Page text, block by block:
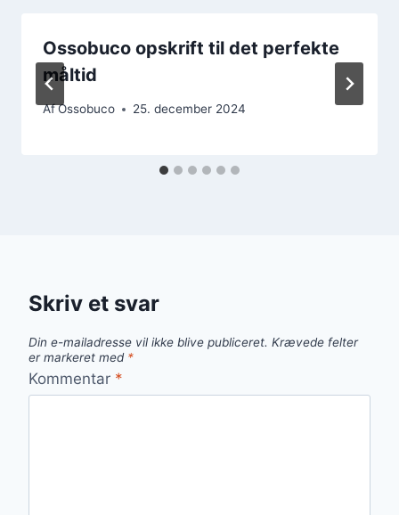
Ossobuco opskrift til det perfekte
måltid
AfOssobuco 25. december 2024
Skriv et svar
Din e-mailadresse vil ikke blive publiceret. Krævede felter
er markeret med *
Kommentar *